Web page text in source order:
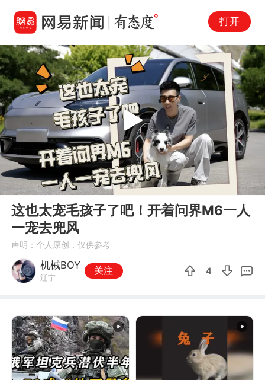
打开
00:00 06:07
Play
这也太宠毛孩子了吧！开着问界M6一人
一宠去兜风
声明：个人原创，仅供参考
机械BOY
辽宁
关注 4